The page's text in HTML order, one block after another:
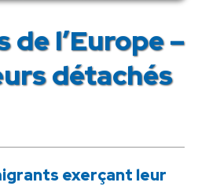
de l’Europe –
détachés
exerçant leur